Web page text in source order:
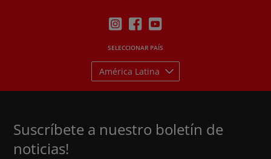
SELECCIONAR PAÍS
América Latina
Suscríbete a nuestro boletín de
noticias!